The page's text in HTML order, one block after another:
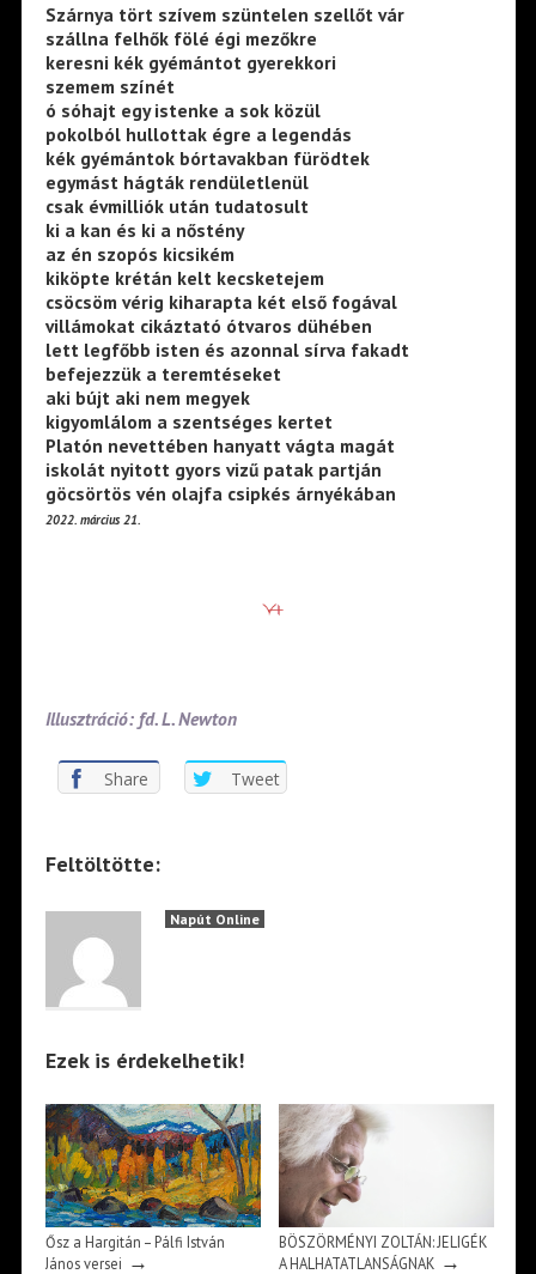
Szárnya tört szívem szüntelen szellőt vár
szállna felhők fölé égi mezőkre
keresni kék gyémántot gyerekkori
szemem színét
ó sóhajt egy istenke a sok közül
pokolból hullottak égre a legendás
kék gyémántok bórtavakban fürödtek
egymást hágták rendületlenül
csak évmilliók után tudatosult
ki a kan és ki a nőstény
az én szopós kicsikém
kiköpte krétán kelt kecsketejem
csöcsöm vérig kiharapta két első fogával
villámokat cikáztató ótvaros dühében
lett legfőbb isten és azonnal sírva fakadt
befejezzük a teremtéseket
aki bújt aki nem megyek
kigyomlálom a szentséges kertet
Platón nevettében hanyatt vágta magát
iskolát nyitott gyors vizű patak partján
göcsörtös vén olajfa csipkés árnyékában
2022. március 21.
Illusztráció: fd. L. Newton
Share Tweet
Feltöltötte:
Napút Online
Ezek is érdekelhetik!
Ősz a Hargitán – Pálfi István
János versei →
BÖSZÖRMÉNYI ZOLTÁN: JELIGÉK
A HALHATATLANSÁGNAK→